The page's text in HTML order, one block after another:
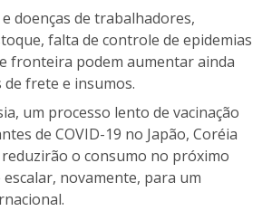
doenças de trabalhadores,
falta de controle de epidemias
fronteira podem aumentar ainda
de frete e insumos.
um processo lento de vacinação
de COVID-19 no Japão, Coréia
reduzirão o consumo no próximo
novamente, para um